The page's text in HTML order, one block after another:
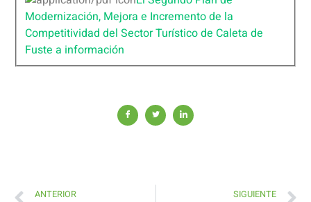
Modernización, Mejora e Incremento de la
Competitividad del Sector Turístico de Caleta de
Fuste a información
ANTERIOR SIGUIENTE